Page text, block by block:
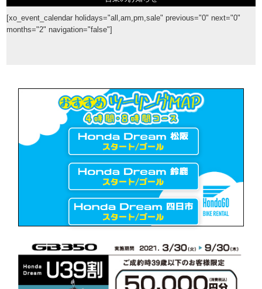
[xo_event_calendar holidays="all,am,pm,sale" previous="0" next="0"
months="2" navigation="false"]